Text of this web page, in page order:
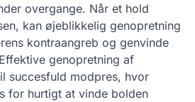
overgange. Når et hold
kan øjeblikkelig genopretning
kontraangreb og genvinde
genopretning af
succesfuld modpres, hvor
for hurtigt at vinde bolden